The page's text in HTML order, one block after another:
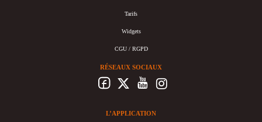
Tarifs
Widgets
CGU / RGPD
RÉSEAUX SOCIAUX
L’APPLICATION